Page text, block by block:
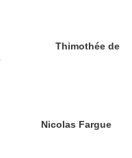
de
Fargue